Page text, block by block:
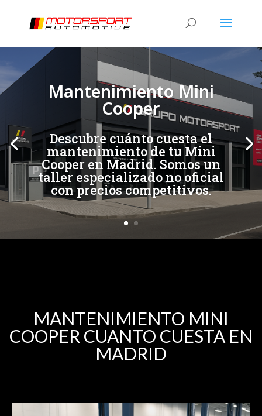
Mantenimiento Mini
Cooper
Descubre cuánto cuesta el
mantenimiento de tu Mini
Cooper en Madrid. Somos un
taller especializado no oficial
con precios competitivos.
[/et_pb_slide][/et_pb_slide]
MANTENIMIENTO MINI
COOPER CUANTO CUESTA EN
MADRID